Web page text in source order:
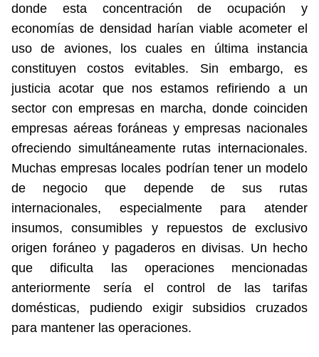
donde esta concentración de ocupación y
economías de densidad harían viable acometer el
uso de aviones, los cuales en última instancia
constituyen costos evitables. Sin embargo, es
justicia acotar que nos estamos refiriendo a un
sector con empresas en marcha, donde coinciden
empresas aéreas foráneas y empresas nacionales
ofreciendo simultáneamente rutas internacionales.
Muchas empresas locales podrían tener un modelo
de negocio que depende de sus rutas
internacionales, especialmente para atender
insumos, consumibles y repuestos de exclusivo
origen foráneo y pagaderos en divisas. Un hecho
que dificulta las operaciones mencionadas
anteriormente sería el control de las tarifas
domésticas, pudiendo exigir subsidios cruzados
para mantener las operaciones.